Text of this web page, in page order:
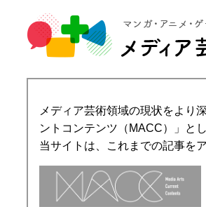
メディア芸術領域の現状をより
ントコンテンツ（MACC）」と
当サイトは、これまでの記事を